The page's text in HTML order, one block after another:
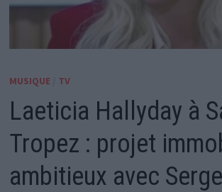
MUSIQUE TV
Laeticia Hallyday à
Tropez : projet
ambitieux avec Serge